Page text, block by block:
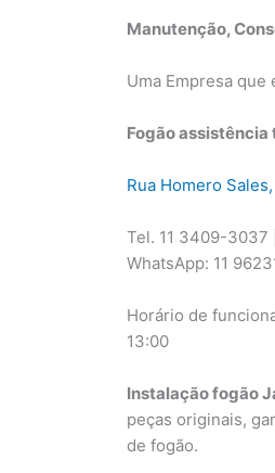
Manutenção,
Uma Empresa
Fogão
Rua Homero
Tel. 11 3409-3037
WhatsApp: 11
Horário de
13:00
Instalação fogão
peças originais,
de fogão.